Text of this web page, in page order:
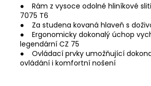
● Rám z vysoce odolné hliníkové
7075 T6
● Za studena kovaná hlaveň s
● Ergonomicky dokonalý úchop
legendární CZ 75
● Ovládací prvky umožňující
ovládání i komfortní nošení